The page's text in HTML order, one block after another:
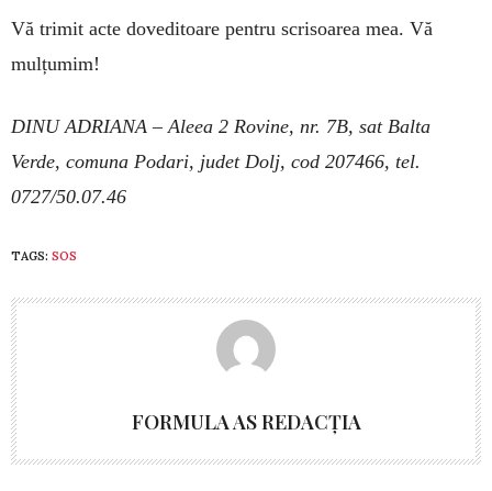
Vă trimit acte doveditoare pentru scrisoarea mea. Vă
mulțumim!
DINU ADRIANA – Aleea 2 Rovine, nr. 7B, sat Balta
Verde, comuna Podari, judet Dolj, cod 207466, tel.
0727/50.07.46
TAGS: SOS
FORMULA AS REDACȚIA